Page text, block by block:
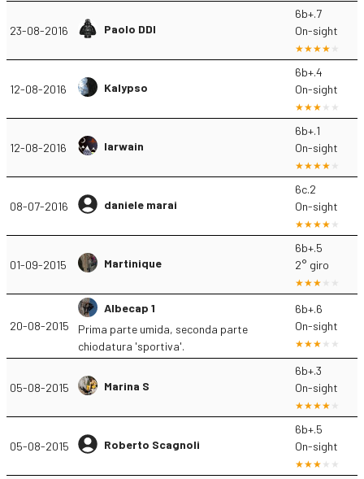
23-08-2016 Paolo DDI
6b+.7
On-sight
12-08-2016 Kalypso
6b+.4
On-sight
12-08-2016 Iarwain
6b+.1
On-sight
08-07-2016 daniele marai
6c.2
On-sight
01-09-2015 Martinique
6b+.5
2° giro
20-08-2015
Albecap 1
Prima parte umida, seconda parte
chiodatura 'sportiva'.
6b+.6
On-sight
05-08-2015 Marina S
6b+.3
On-sight
05-08-2015 Roberto Scagnoli
6b+.5
On-sight